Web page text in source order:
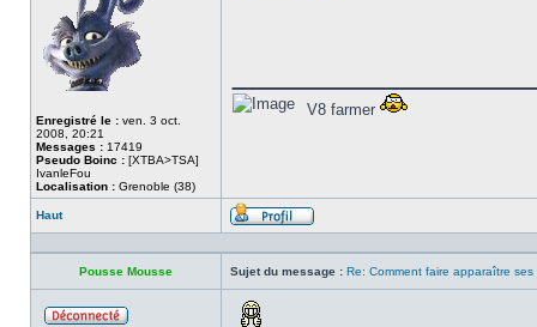
Enregistré le : ven. 3 oct.
2008, 20:21
Messages : 17419
Pseudo Boinc : [XTBA>TSA]
IvanleFou
Localisation : Grenoble (38)
V8 farmer
Haut
Profil
Pousse Mousse Sujet du message : Re: Comment faire apparaître ses